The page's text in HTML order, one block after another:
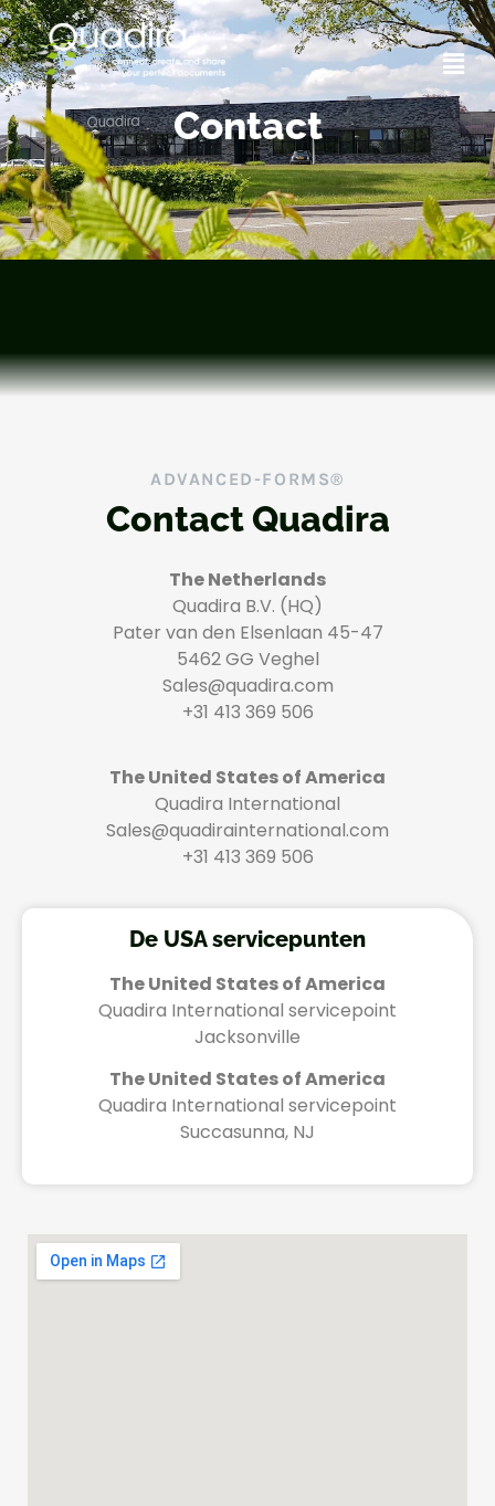
Contact
ADVANCED-FORMS®
Contact Quadira
The Netherlands
Quadira B.V. (HQ)
Pater van den Elsenlaan 45-47
5462 GG Veghel
Sales@quadira.com
+31 413 369 506
The United States of America
Quadira International
Sales@quadirainternational.com
+31 413 369 506
De USA servicepunten
The United States of America
Quadira International servicepoint
Jacksonville
The United States of America
Quadira International servicepoint
Succasunna, NJ